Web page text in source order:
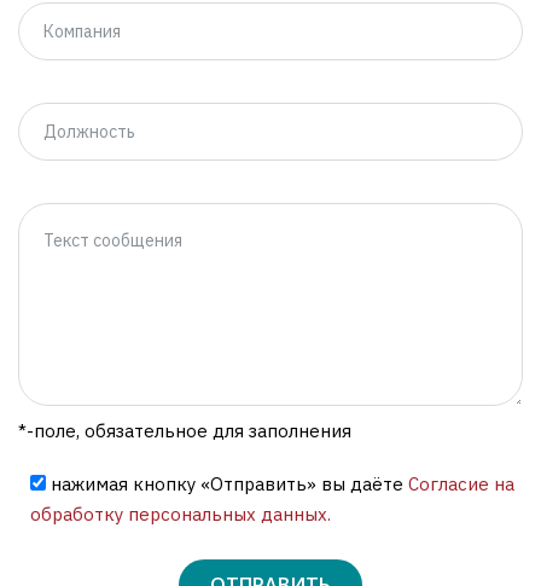
*-поле, обязательное для заполнения
нажимая кнопку «Отправить» вы даёте Согласие на
обработку персональных данных.